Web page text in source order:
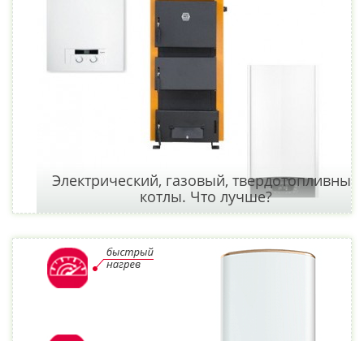
Электрический, газовый, твердотопливный
котлы. Что лучше?